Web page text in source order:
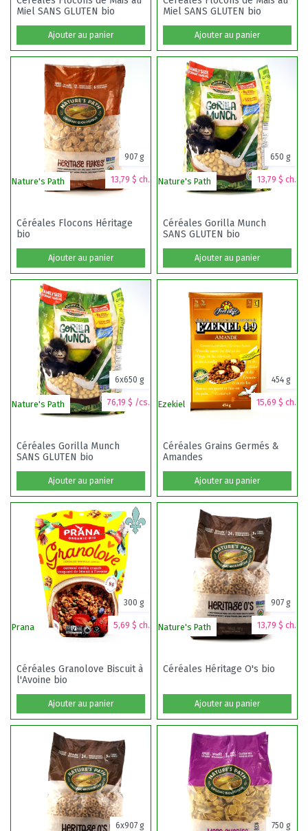
Miel SANS GLUTEN bio
Ajouter au panier
Miel SANS GLUTEN bio
Ajouter au panier
Nature's Path 13,79 $ ch.
907 g
Céréales Flocons Héritage
bio
Ajouter au panier
Nature's Path 13,79 $ ch.
650 g
Céréales Gorilla Munch
SANS GLUTEN bio
Ajouter au panier
Nature's Path 76,19 $ /cs.
6x650 g
Céréales Gorilla Munch
SANS GLUTEN bio
Ajouter au panier
Ezekiel 15,69 $ ch.
454 g
Céréales Grains Germés &
Amandes
Ajouter au panier
Prana 5,69 $ ch.
300 g
Céréales Granolove Biscuit à
l'Avoine bio
Ajouter au panier
Nature's Path 13,79 $ ch.
907 g
Céréales Héritage O's bio
Ajouter au panier
6x907 g 750 g